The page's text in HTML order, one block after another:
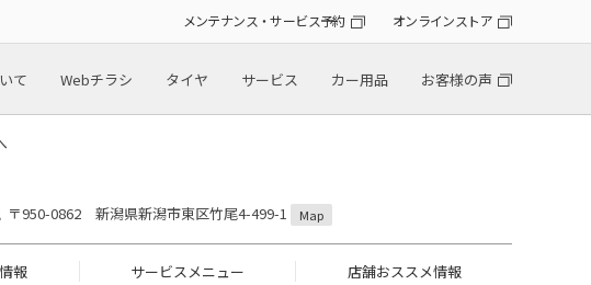
メンテナンス・サービス予約 オンラインストア
て Webチラシ タイヤ サービス カー用品 お客様の声
〒950-0862 新潟県新潟市東区竹尾4-499-1 Map
報 サービスメニュー 店舗おススメ情報